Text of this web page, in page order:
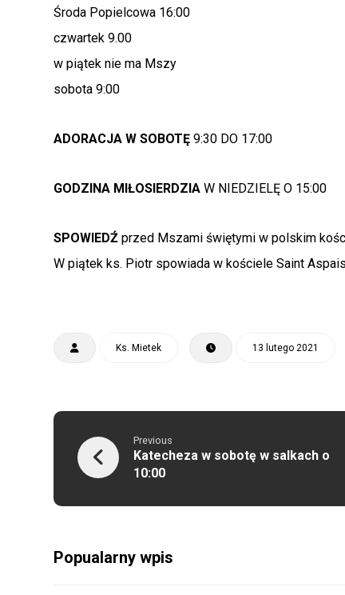
Środa Popielcowa 16:00
czwartek 9.00
w piątek nie ma Mszy
sobota 9:00
ADORACJA W SOBOTĘ9:30 DO 17:00
GODZINA MIŁOSIERDZIA W NIEDZIELĘ O 15:00
SPOWIEDŹ przed Mszami świętymi w polskim
W piątek ks. Piotr spowiada w kościele Saint
Ks. Mietek 13 lutego 2021
Previous
Katecheza w sobotę w salkach o
10:00
Popualarny wpis